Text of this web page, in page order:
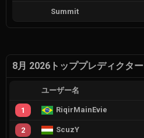
Summit
8月 2026トッププレディクター
ユーザー名
1 RiqirMainEvie
2 ScuzY